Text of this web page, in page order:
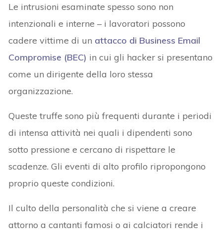
Le intrusioni esaminate spesso sono non
intenzionali e interne – i lavoratori possono
cadere vittime di un attacco di Business Email
Compromise (BEC) in cui gli hacker si presentano
come un dirigente della loro stessa
organizzazione.
Queste truffe sono più frequenti durante i periodi
di intensa attività nei quali i dipendenti sono
sotto pressione e cercano di rispettare le
scadenze. Gli eventi di alto profilo ripropongono
proprio queste condizioni.
Il culto della personalità che si viene a creare
attorno a cantanti famosi o ai calciatori rende i